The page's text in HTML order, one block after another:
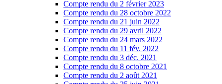
Compte rendu du 2 février 2023
Compte rendu du 28 octobre 2022
Compte rendu du 21 juin 2022
Compte rendu du 29 avril 2022
Compte rendu du 24 mars 2022
Compte rendu du 11 fév. 2022
Compte rendu du 3 déc. 2021
Compte rendu du 8 octobre 2021
Compte rendu du 2 août 2021